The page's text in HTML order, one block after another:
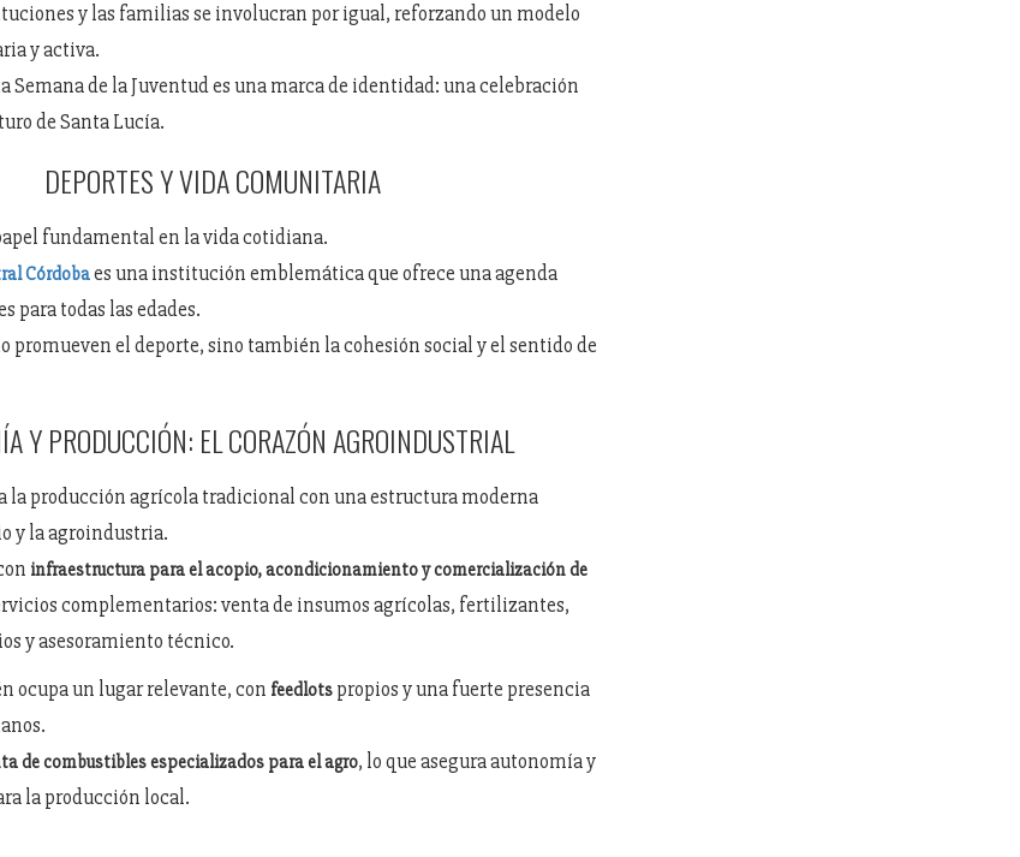
y las familias se involucran por igual, reforzando un modelo
y activa.
Semana de la Juventud es una marca de identidad: una celebración
de Santa Lucía.
DEPORTES Y VIDA COMUNITARIA
fundamental en la vida cotidiana.
Córdobaes una institución emblemática que ofrece una agenda
para todas las edades.
promueven el deporte, sino también la cohesión social y el sentido de
Y PRODUCCIÓN: EL CORAZÓN AGROINDUSTRIAL
la producción agrícola tradicional con una estructura moderna
y la agroindustria.
infraestructura para el acopio, acondicionamiento y comercialización de
complementarios: venta de insumos agrícolas, fertilizantes,
y asesoramiento técnico.
ocupa un lugar relevante, con feedlots propios y una fuerte presencia
de combustibles especializados para el agro, lo que asegura autonomía y
la producción local.